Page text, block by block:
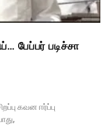
பேப்பர் படிச்சா
கவன ஈர்ப்பு